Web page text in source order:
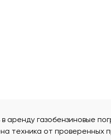
аренду газобензиновые
техника от проверенных